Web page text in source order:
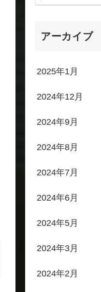
アーカイブ
2025年1月
2024年12月
2024年9月
2024年8月
2024年7月
2024年6月
2024年5月
2024年3月
2024年2月